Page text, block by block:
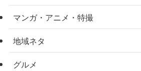
マンガ・アニメ・特撮
地域ネタ
グルメ